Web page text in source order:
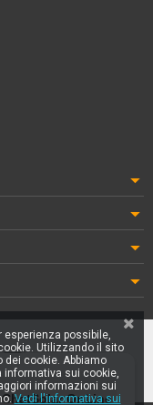
OnLine
esperienza possibile,
Utilizzando il sito
cookie. Abbiamo
informativa sui cookie,
informazioni sui
Vedi l'informativa sui